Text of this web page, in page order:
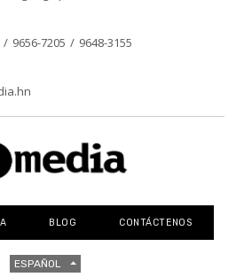
/ 9656-7205 / 9648-3155
BLOG CONTÁCTENOS
ESPAÑOL